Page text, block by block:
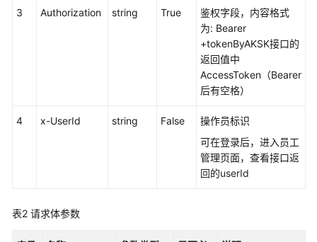
鉴
配
考
3 Authorization string True
鉴权字段，内容格式
为: Bearer
+tokenByAKSK接口的
返回值中
AccessToken（Bearer
后有空格）
4 x-UserId string False
操作员标识
可在登录后，进入员工
管理页面，查看接口返
回的userId
表2 请求体参数